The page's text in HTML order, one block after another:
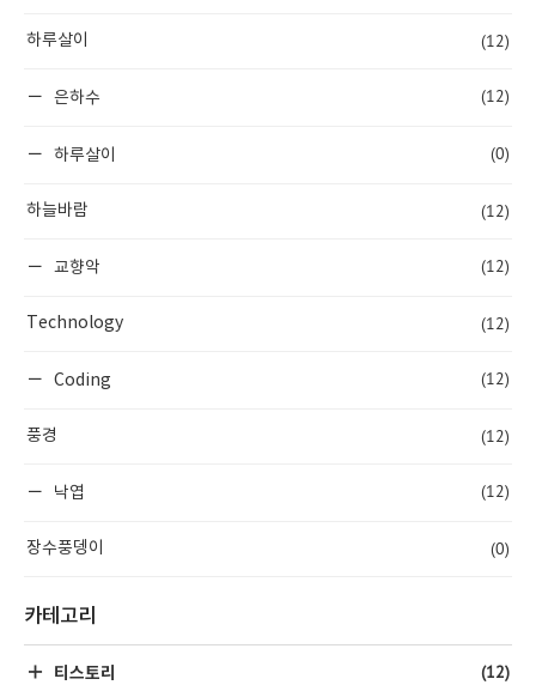
하루살이 (12)
은하수 (12)
하루살이 (0)
하늘바람 (12)
교향악 (12)
Technology (12)
Coding (12)
풍경 (12)
낙엽 (12)
장수풍뎅이 (0)
카테고리
티스토리 (12)